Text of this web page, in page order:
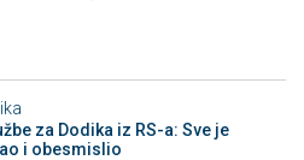
za Dodika iz RS-a: Sve je
i obesmislio